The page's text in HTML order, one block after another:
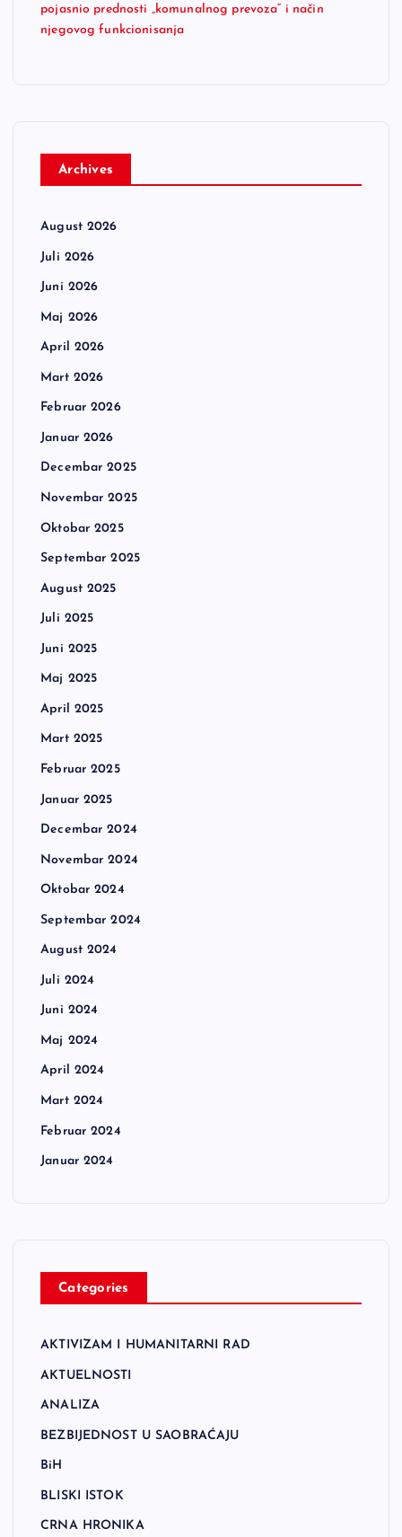
pojasnio prednosti „komunalnog prevoza“ i način
njegovog funkcionisanja
Archives
August 2026
Juli 2026
Juni 2026
Maj 2026
April 2026
Mart 2026
Februar 2026
Januar 2026
Decembar 2025
Novembar 2025
Oktobar 2025
Septembar 2025
August 2025
Juli 2025
Juni 2025
Maj 2025
April 2025
Mart 2025
Februar 2025
Januar 2025
Decembar 2024
Novembar 2024
Oktobar 2024
Septembar 2024
August 2024
Juli 2024
Juni 2024
Maj 2024
April 2024
Mart 2024
Februar 2024
Januar 2024
Categories
AKTIVIZAM I HUMANITARNI RAD
AKTUELNOSTI
ANALIZA
BEZBIJEDNOST U SAOBRAĆAJU
BiH
BLISKI ISTOK
CRNA HRONIKA